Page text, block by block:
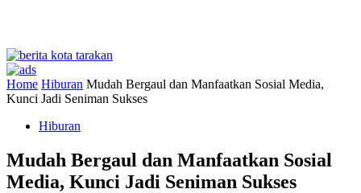
Home Hiburan Mudah Bergaul dan Manfaatkan Sosial Media,
Kunci Jadi Seniman Sukses
Hiburan
Mudah Bergaul dan Manfaatkan Sosial
Media, Kunci Jadi Seniman Sukses